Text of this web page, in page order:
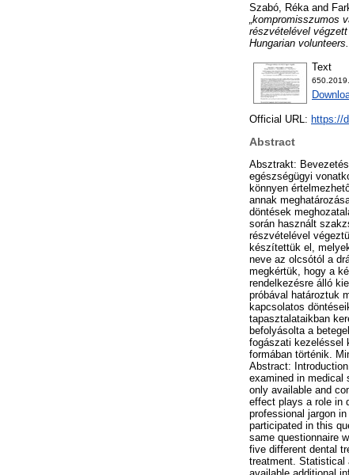
Szabó, Réka and
„kompromisszumos
részvételével
Hungarian volunteers.
Text
Official URL: https://
Abstract
Absztrakt:
egészségügyi
könnyen
annak
döntések
során használt
részvételével
készítettük el,
neve az olcsótól a
megkértük, hogy a
rendelkezésre álló
próbával határoztuk
kapcsolatos
tapasztalataikban
befolyásolta a
fogászati kezeléssel
formában történik.
Abstract:
examined in medical
only available and
effect plays a role in
professional jargon
participated in this
same questionnaire
five different dental
treatment. Statistical